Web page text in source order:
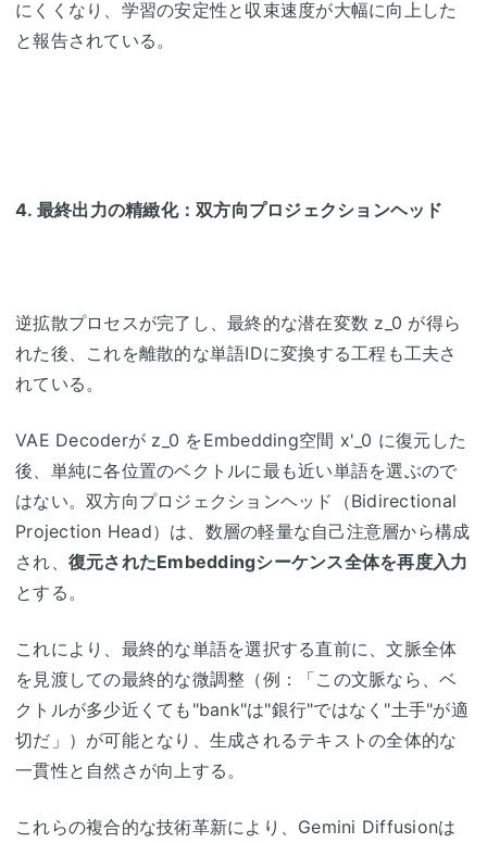
にくくなり、学習の安定性と収束速度が大幅に向上した
と報告されている。
4. 最終出力の精緻化：双方向プロジェクションヘッド
逆拡散プロセスが完了し、最終的な潜在変数 z_0 が得ら
れた後、これを離散的な単語IDに変換する工程も工夫さ
れている。
VAE Decoderが z_0 をEmbedding空間 x'_0 に復元した
後、単純に各位置のベクトルに最も近い単語を選ぶので
はない。双方向プロジェクションヘッド（Bidirectional
Projection Head）は、数層の軽量な自己注意層から構成
され、 復元されたEmbeddingシーケンス全体を再度入力
とする。
これにより、最終的な単語を選択する直前に、文脈全体
を見渡しての最終的な微調整（例：「この文脈なら、ベ
クトルが多少近くても "bank"は"銀行"ではなく "土手"が適
切だ」）が可能となり、生成されるテキストの全体的な
一貫性と自然さが向上する。
これらの複合的な技術革新により、 Gemini Diffusionは